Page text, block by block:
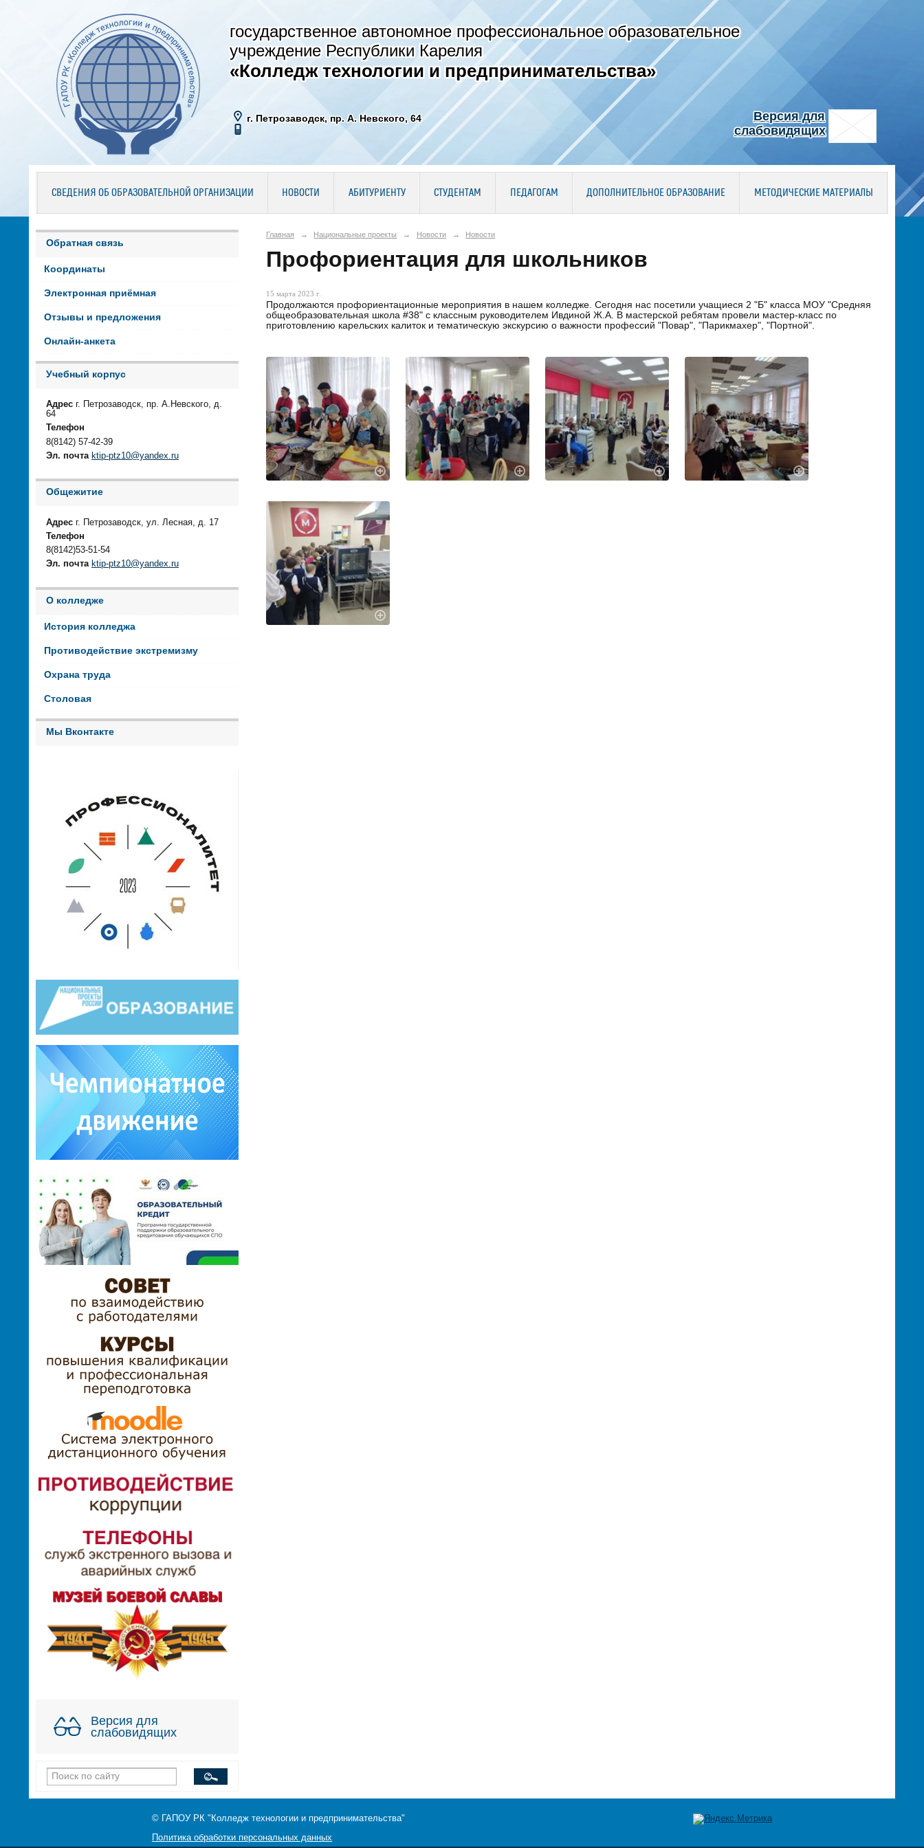
государственное автономное профессиональное образовательное
учреждение Республики Карелия
«Колледж технологии и предпринимательства»
г. Петрозаводск, пр. А. Невского, 64
Версия для
слабовидящих
СВЕДЕНИЯ ОБ ОБРАЗОВАТЕЛЬНОЙ ОРГАНИЗАЦИИ НОВОСТИ АБИТУРИЕНТУ СТУДЕНТАМ ПЕДАГОГАМ ДОПОЛНИТЕЛЬНОЕ ОБРАЗОВАНИЕ МЕТОДИЧЕСКИЕ МАТЕРИАЛЫ
Обратная связь
Координаты
Электронная приёмная
Отзывы и предложения
Онлайн-анкета
Учебный корпус
Адрес г. Петрозаводск, пр. А.Невского, д.
64
Телефон
8(8142) 57-42-39
Эл. почта ktip-ptz10@yandex.ru
Общежитие
Адрес г. Петрозаводск, ул. Лесная, д. 17
Телефон
8(8142)53-51-54
Эл. почта ktip-ptz10@yandex.ru
О колледже
История колледжа
Противодействие экстремизму
Охрана труда
Столовая
Мы Вконтакте
Версия для
слабовидящих
Главная → Национальные проекты → Новости → Новости
Профориентация для школьников
15 марта 2023 г.
Продолжаются профориентационные мероприятия в нашем колледже. Сегодня нас посетили учащиеся 2 "Б" класса МОУ "Средняя
общеобразовательная школа #38" с классным руководителем Ивдиной Ж.А. В мастерской ребятам провели мастер-класс по
приготовлению карельских калиток и тематическую экскурсию о важности профессий "Повар", "Парикмахер", "Портной".
© ГАПОУ РК "Колледж технологии и предпринимательства"
Политика обработки персональных данных